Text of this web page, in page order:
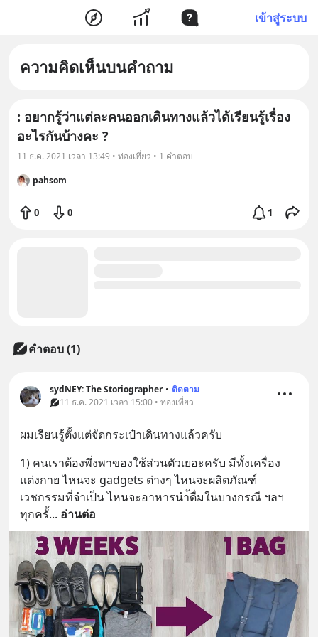
เข้าสู่ระบบ
ความคิดเห็นบนคำถาม
: อยากรู้ว่าแต่ละคนออกเดินทางแล้วได้เรียนรู้เรื่อง
อะไรกันบ้างคะ ?
11 ธ.ค. 2021 เวลา 13:49 • ท่องเที่ยว • 1 คำตอบ
pahsom
0 0 1
คำตอบ (1)
sydNEY: The Storiographer • ติดตาม
11 ธ.ค. 2021 เวลา 15:00 • ท่องเที่ยว
ผมเรียนรู้ตั้งแต่จัดกระเป๋าเดินทางแล้วครับ
1) คนเราต้องพึ่งพาของใช้ส่วนตัวเยอะครับ มีทั้งเครื่อง
แต่งกาย ไหนจะ gadgets ต่างๆ ไหนจะผลิตภัณฑ์
เวชกรรมที่จำเป็น ไหนจะอาหารนำ้ดื่มในบางกรณี ฯลฯ
ทุกครั้... อ่านต่อ